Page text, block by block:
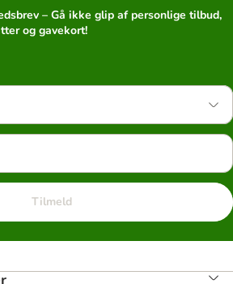
– Gå ikke glip af personlige tilbud,
og gavekort!
Tilmeld